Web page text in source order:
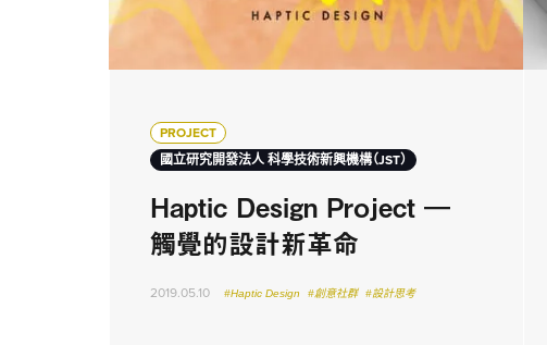
PROJECT
國立研究開發法人 科學技術新興機構（JST）
Haptic Design Project ―
觸覺的設計新革命
2019.05.10 #Haptic Design #創意社群 #設計思考